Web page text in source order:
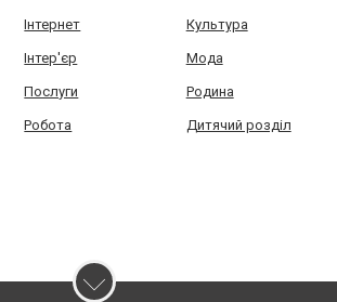
Інтернет Культура
Інтер'єр Мода
Послуги Родина
Робота Дитячий розділ